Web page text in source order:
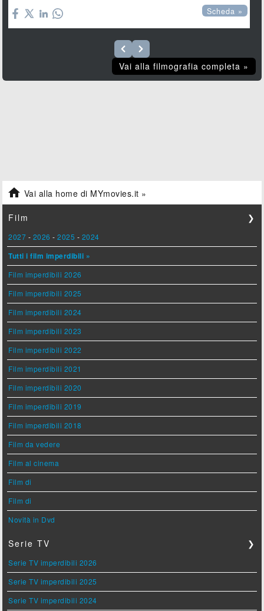
Scheda »
Vai alla filmografia completa »
 Vai alla home di MYmovies.it »
Film ❯
2027 - 2026 -2025 - 2024
Tutti i film imperdibili »
Film imperdibili 2026
Film imperdibili 2025
Film imperdibili 2024
Film imperdibili 2023
Film imperdibili 2022
Film imperdibili 2021
Film imperdibili 2020
Film imperdibili 2019
Film imperdibili 2018
Film da vedere
Film al cinema
Film di
Film di
Novità in Dvd
Serie TV ❯
Serie TV imperdibili 2026
Serie TV imperdibili 2025
Serie TV imperdibili 2024